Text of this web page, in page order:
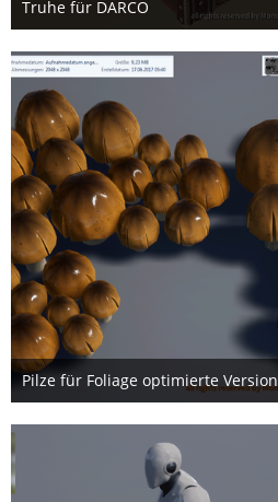
Truhe für DARCO
28. März 2018
Pilze für Foliage optimierte Version
17. Juni 2017